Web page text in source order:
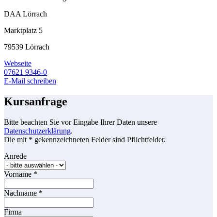
DAA Lörrach
Marktplatz 5
79539 Lörrach
Webseite
07621 9346-0
E-Mail schreiben
Kursanfrage
Bitte beachten Sie vor Eingabe Ihrer Daten unsere
Datenschutzerklärung.
Die mit * gekennzeichneten Felder sind Pflichtfelder.
Anrede
Vorname *
Nachname *
Firma